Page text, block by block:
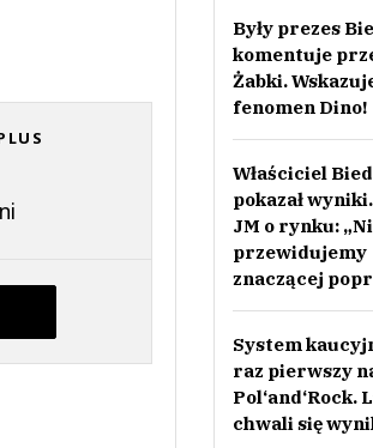
Były prezes
komentuje
Żabki.
fenomen Dino!
Właściciel
pokazał
JM o rynku:
przewidujemy
znaczącej
System
raz pierwszy
Pol‘and‘Rock.
chwali się